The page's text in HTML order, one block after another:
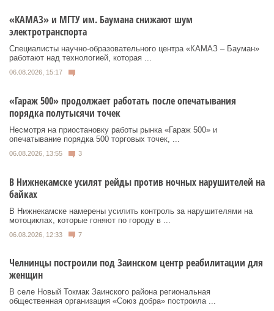
«КАМАЗ» и МГТУ им. Баумана снижают шум
электротранспорта
Специалисты научно-образовательного центра «КАМАЗ – Бауман»
работают над технологией, которая ...
06.08.2026, 15:17
«Гараж 500» продолжает работать после опечатывания
порядка полутысячи точек
Несмотря на приостановку работы рынка «Гараж 500» и
опечатывание порядка 500 торговых точек, ...
06.08.2026, 13:55 3
В Нижнекамске усилят рейды против ночных нарушителей на
байках
В Нижнекамске намерены усилить контроль за нарушителями на
мотоциклах, которые гоняют по городу в ...
06.08.2026, 12:33 7
Челнинцы построили под Заинском центр реабилитации для
женщин
В селе Новый Токмак Заинского района региональная
общественная организация «Союз добра» построила ...